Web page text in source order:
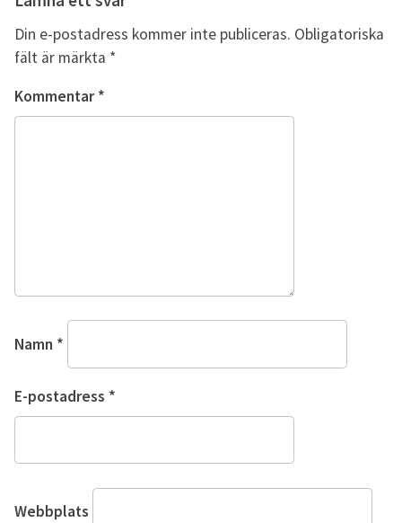
Din e-postadress kommer inte publiceras. Obligatoriska
fält är märkta *
Kommentar*
Namn *
E-postadress *
Webbplats